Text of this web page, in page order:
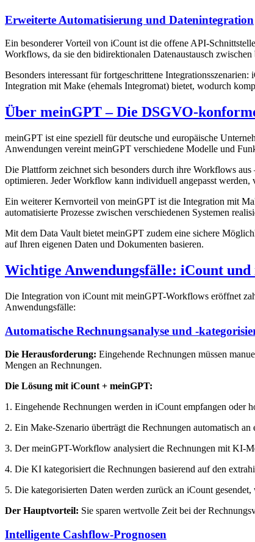
Erweiterte Automatisierung und Datenintegration
Ein besonderer Vorteil von iCount ist die offene API-
Workflows, da sie den bidirektionalen Datenaustausch
Besonders interessant für fortgeschrittene
Integration mit Make (ehemals Integromat) bietet, wodurch
Über meinGPT – Die DSGVO-
meinGPT ist eine speziell für deutsche und europäische
Anwendungen vereint meinGPT verschiedene Modelle und
Die Plattform zeichnet sich besonders durch ihre Workflows
optimieren. Jeder Workflow kann individuell angepasst
Ein weiterer Kernvorteil von meinGPT ist die Integration mit
automatisierte Prozesse zwischen verschiedenen Systemen
Mit dem Data Vault bietet meinGPT zudem eine sichere
auf Ihren eigenen Daten und Dokumenten basieren.
Wichtige Anwendungsfälle: iCount
Die Integration von iCount mit meinGPT-Workflows eröffnet
Anwendungsfälle:
Automatische Rechnungsanalyse und -
Die Herausforderung: Eingehende Rechnungen müssen
Mengen an Rechnungen.
Die Lösung mit iCount + meinGPT:
1. Eingehende Rechnungen werden in iCount empfangen oder
2. Ein Make-Szenario überträgt die Rechnungen automatisch
3. Der meinGPT-Workflow analysiert die Rechnungen mit KI-
4. Die KI kategorisiert die Rechnungen basierend auf den
5. Die kategorisierten Daten werden zurück an iCount
Der Hauptvorteil: Sie sparen wertvolle Zeit bei der
Intelligente Cashflow-Prognosen